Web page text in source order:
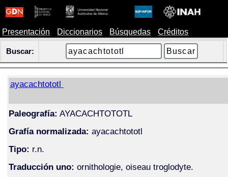
Presentación Diccionarios Búsquedas Créditos
Buscar:
ayacachtototl
Paleografía: AYACACHTOTOTL
Grafía normalizada: ayacachtototl
Tipo: r.n.
Traducción uno: ornithologie, oiseau troglodyte.